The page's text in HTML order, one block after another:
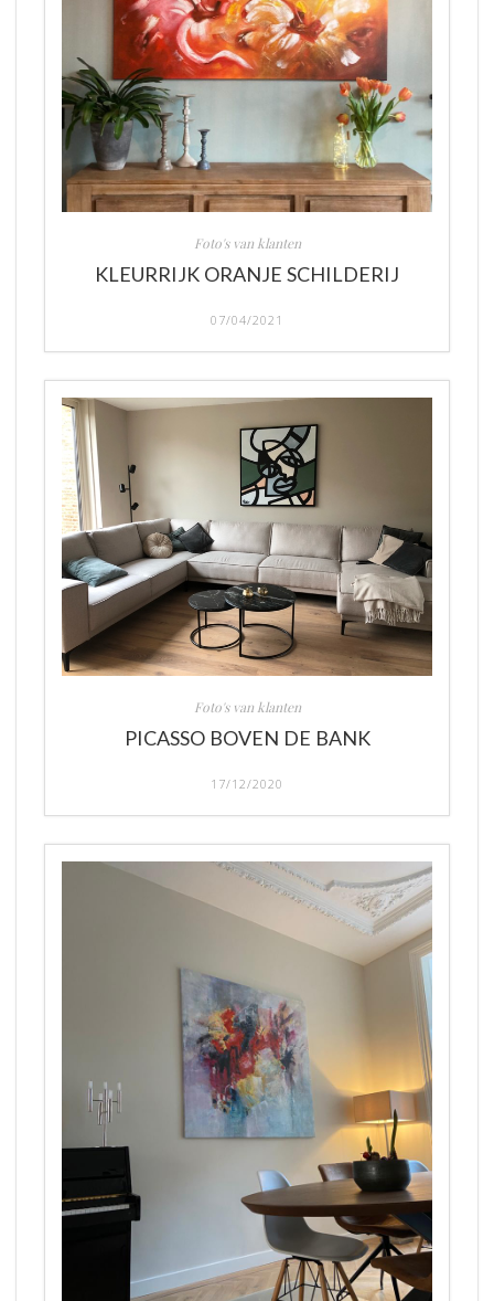
Foto's van klanten
KLEURRIJK ORANJE SCHILDERIJ
07/04/2021
Foto's van klanten
PICASSO BOVEN DE BANK
17/12/2020